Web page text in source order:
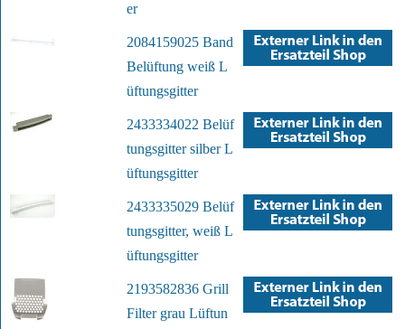
er
2084159025 Band
Belüftung weiß L
üftungsgitter
2433334022 Belüf
tungsgitter silber L
üftungsgitter
2433335029 Belüf
tungsgitter, weiß L
üftungsgitter
2193582836 Grill
Filter grau Lüftun